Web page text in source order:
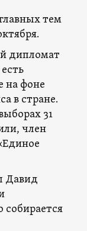
тем
дипломат
на фоне
в стране.
31
член
Давид